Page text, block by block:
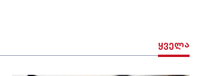
ყველა